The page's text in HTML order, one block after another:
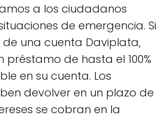
a los ciudadanos
de emergencia. Si
de una cuenta Daviplata,
préstamo de hasta el 100%
en su cuenta. Los
devolver en un plazo de
se cobran en la